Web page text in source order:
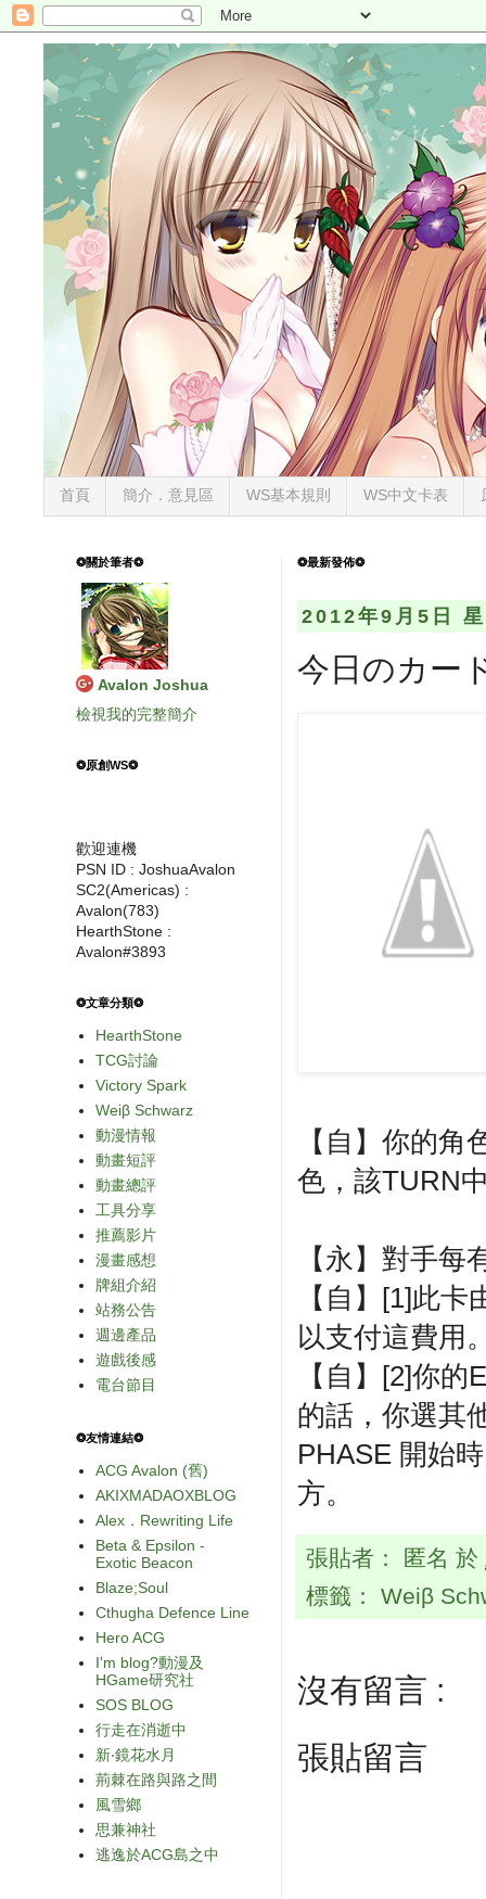
首頁 簡介．意見區 WS基本規則 WS中文卡表
❂最新發佈❂
2012年9月5日
今日のカー
【自】你的
色，該TURN
【永】對手
【自】[1]此
以支付這費用
【自】[2]你
的話，你選其
PHASE 開始
方。
張貼者： 匿名 於
標籤： Weiβ
沒有留言 :
張貼留言
❂關於筆者❂
Avalon Joshua
檢視我的完整簡介
❂原創WS❂
歡迎連機
PSN ID : JoshuaAvalon
SC2(Americas) :
Avalon(783)
HearthStone :
Avalon#3893
❂文章分類❂
HearthStone
TCG討論
Victory Spark
Weiβ Schwarz
動漫情報
動畫短評
動畫總評
工具分享
推薦影片
漫畫感想
牌組介紹
站務公告
週邊產品
遊戲後感
電台節目
❂友情連結❂
ACG Avalon (舊)
AKIXMADAOXBLOG
Alex．Rewriting Life
Beta & Epsilon -
Exotic Beacon
Blaze;Soul
Cthugha Defence Line
Hero ACG
I'm blog?動漫及
HGame研究社
SOS BLOG
行走在消逝中
新‧鏡花水月
荊棘在路與路之間
風雪鄉
思兼神社
逃逸於ACG島之中